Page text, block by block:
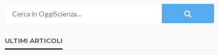
ULTIMI ARTICOLI